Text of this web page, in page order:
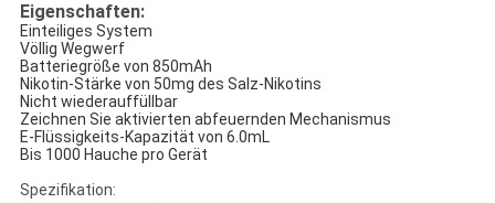
Eigenschaften:
Einteiliges System
Völlig Wegwerf
Batteriegröße von 850mAh
Nikotin-Stärke von 50mg des Salz-Nikotins
Nicht wiederauffüllbar
Zeichnen Sie aktivierten abfeuernden Mechanismus
E-Flüssigkeits-Kapazität von 6.0mL
Bis 1000 Hauche pro Gerät
Spezifikation: